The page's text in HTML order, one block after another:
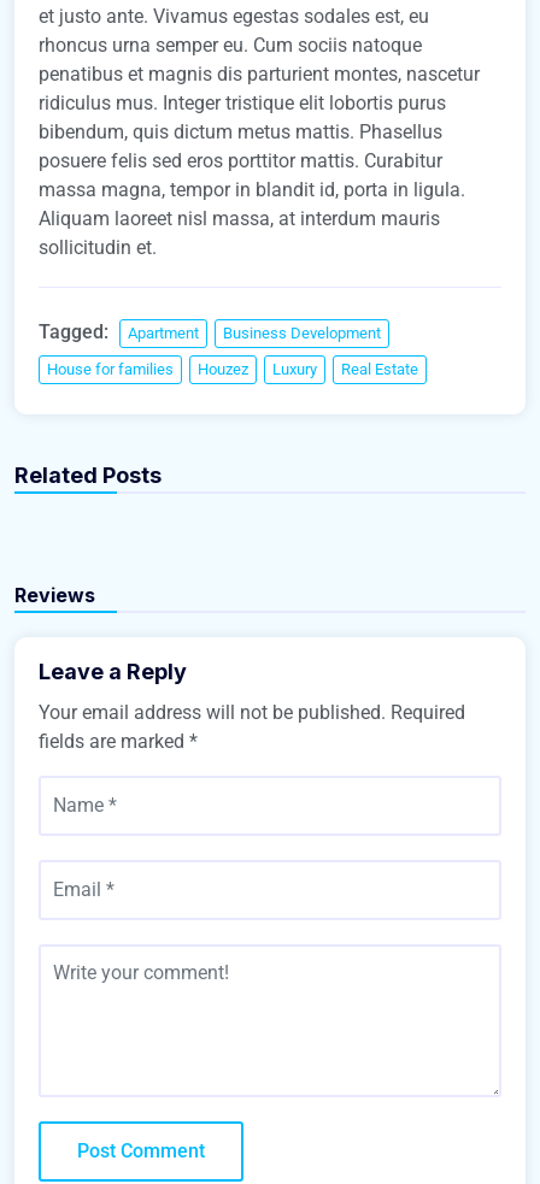
et justo ante. Vivamus egestas sodales est, eu
rhoncus urna semper eu. Cum sociis natoque
penatibus et magnis dis parturient montes, nascetur
ridiculus mus. Integer tristique elit lobortis purus
bibendum, quis dictum metus mattis. Phasellus
posuere felis sed eros porttitor mattis. Curabitur
massa magna, tempor in blandit id, porta in ligula.
Aliquam laoreet nisl massa, at interdum mauris
sollicitudin et.
Tagged: Apartment
Business Development
House for families
Houzez Luxury Real Estate
Related Posts
Industry Should Be Using
Skills That You Can Learn In The Real
Estate Market
Reviews
Leave a Reply
Your email address will not be published. Required
fields are marked *